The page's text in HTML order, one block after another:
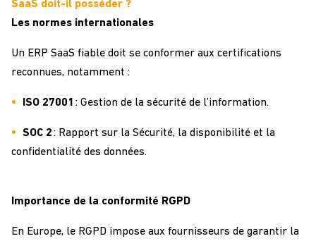
SaaS doit-il posséder ?
Les normes internationales
Un ERP SaaS fiable doit se conformer aux certifications
reconnues, notamment :
ISO 27001 : Gestion de la sécurité de l’information.
SOC 2: Rapport sur la Sécurité, la disponibilité et la
confidentialité des données.
Importance de la conformité RGPD
En Europe, le RGPD impose aux fournisseurs de garantir la